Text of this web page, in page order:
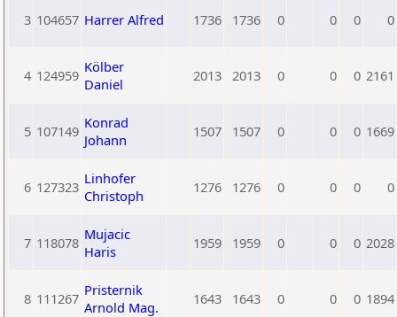
3 104657 Harrer Alfred 1736 1736 0 0 0 0
4 124959 Kölber
Daniel
2013 2013 0 0 0 2161
5 107149 Konrad
Johann
1507 1507 0 0 0 1669
6 127323 Linhofer
Christoph
1276 1276 0 0 0 0
7 118078 Mujacic
Haris
1959 1959 0 0 0 2028
8 111267 Pristernik
Arnold Mag.
1643 1643 0 0 0 1894